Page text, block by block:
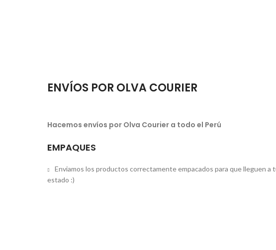
ENVÍOS POR OLVA COURIER
Hacemos envíos por Olva Courier a todo el Perú
EMPAQUES
Enviamos los productos correctamente empacados para que lleguen a
estado :)